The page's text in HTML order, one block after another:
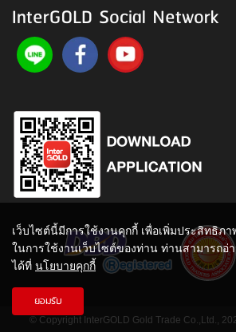
InterGOLD Social Network
© Copyright InterGOLD Gold Trade Co.,Ltd.,
เว็บไซต์นี้มีการใช้งานคุกกี้ เพื่อเพิ่มประสิทธิภ
ในการใช้งานเว็บไซต์ของท่าน ท่านสามารถอ่า
ได้ที่ นโยบายคุกกี้
ยอมรับ